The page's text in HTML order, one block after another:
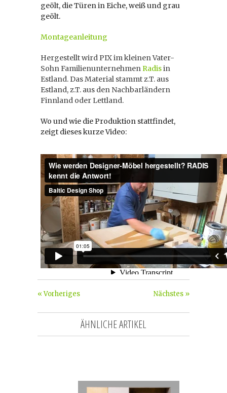
geölt, die Türen in Eiche, weiß und grau
geölt.
Montageanleitung
Hergestellt wird PIX im kleinen Vater-
Sohn FamilienunternehmenRadisin
Estland. Das Material stammt z.T. aus
Estland, z.T. aus den Nachbarländern
Finnland oder Lettland.
Wo und wie die Produktion stattfindet,
zeigt dieses kurze Video:
Nächstes »
« Vorheriges
ÄHNLICHE ARTIKEL